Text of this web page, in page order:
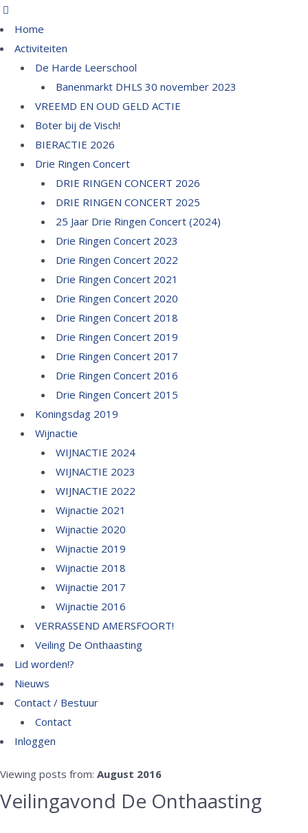
Home
Activiteiten
De Harde Leerschool
Banenmarkt DHLS 30 november 2023
VREEMD EN OUD GELD ACTIE
Boter bij de Visch!
BIERACTIE 2026
Drie Ringen Concert
DRIE RINGEN CONCERT 2026
DRIE RINGEN CONCERT 2025
25 Jaar Drie Ringen Concert (2024)
Drie Ringen Concert 2023
Drie Ringen Concert 2022
Drie Ringen Concert 2021
Drie Ringen Concert 2020
Drie Ringen Concert 2018
Drie Ringen Concert 2019
Drie Ringen Concert 2017
Drie Ringen Concert 2016
Drie Ringen Concert 2015
Koningsdag 2019
Wijnactie
WIJNACTIE 2024
WIJNACTIE 2023
WIJNACTIE 2022
Wijnactie 2021
Wijnactie 2020
Wijnactie 2019
Wijnactie 2018
Wijnactie 2017
Wijnactie 2016
VERRASSEND AMERSFOORT!
Veiling De Onthaasting
Lid worden!?
Nieuws
Contact / Bestuur
Contact
Inloggen
Viewing posts from: August 2016
Veilingavond De Onthaasting